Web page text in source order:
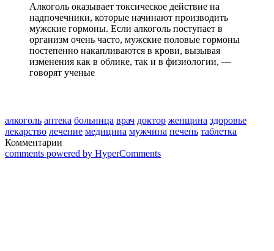
Алкоголь оказывает токсическое действие на
надпочечники, которые начинают производить
мужские гормоны. Если алкоголь поступает в
организм очень часто, мужские половые гормоны
постепенно накапливаются в крови, вызывая
изменения как в облике, так и в физиологии, —
говорят ученые
алкоголь аптека больница врач доктор женщина здоровье
лекарство лечение медицина мужчина печень таблетка
Комментарии
comments powered by HyperComments